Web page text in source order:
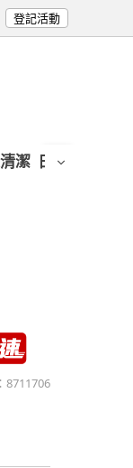
登記活動
潔 日用/紙品
8711706